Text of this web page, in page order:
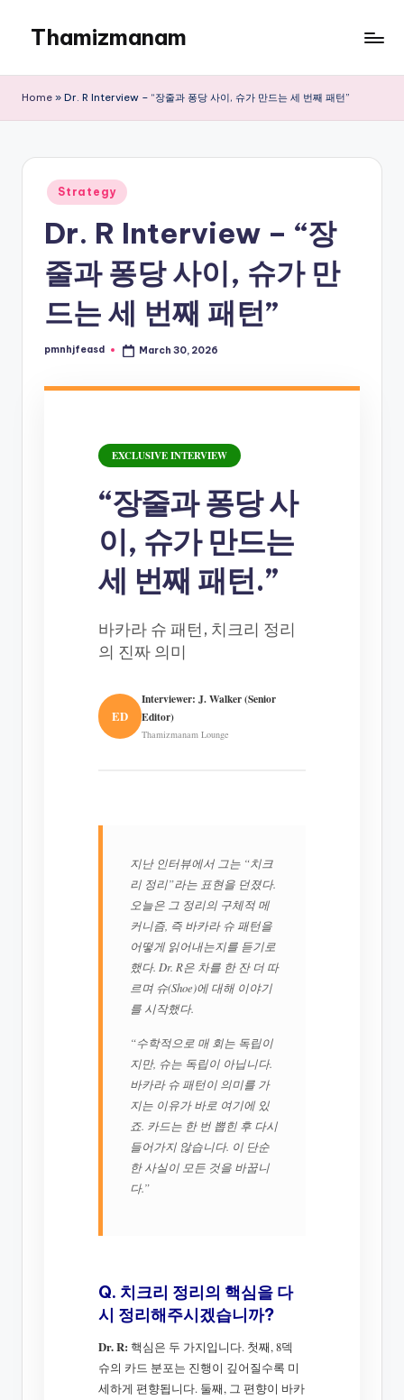
content
Thamizmanam
Home » Dr. R Interview – “장줄과 퐁당 사이, 슈가 만드는 세 번째 패턴”
Posted
in
Strategy
Dr. R Interview – “장
줄과 퐁당 사이, 슈가 만
드는 세 번째 패턴”
Posted
pmnhjfeasd March 30, 2026
EXCLUSIVE INTERVIEW
“장줄과 퐁당 사
이, 슈가 만드는
세 번째 패턴.”
바카라 슈 패턴, 치크리 정리
의 진짜 의미
ED
Interviewer: J. Walker (Senior
Editor)
Thamizmanam Lounge
지난 인터뷰에서 그는 “치크
리 정리”라는 표현을 던졌다.
오늘은 그 정리의 구체적 메
커니즘, 즉 바카라 슈 패턴을
어떻게 읽어내는지를 듣기로
했다. Dr. R은 차를 한 잔 더 따
르며 슈(Shoe)에 대해 이야기
를 시작했다.
“수학적으로 매 회는 독립이
지만, 슈는 독립이 아닙니다.
바카라 슈 패턴이 의미를 가
지는 이유가 바로 여기에 있
죠. 카드는 한 번 뽑힌 후 다시
들어가지 않습니다. 이 단순
한 사실이 모든 것을 바꿉니
다.”
Q. 치크리 정리의 핵심을 다
시 정리해주시겠습니까?
Dr. R: 핵심은 두 가지입니다. 첫째, 8덱
슈의 카드 분포는 진행이 깊어질수록 미
세하게 편향됩니다. 둘째, 그 편향이 바카